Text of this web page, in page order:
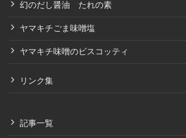
幻のだし醤油 たれの素
ヤマキチごま味噌塩
ヤマキチ味噌のビスコッティ
リンク集
記事一覧